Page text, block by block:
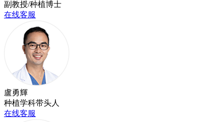
副教授/种植博士
在线客服
盧勇輝
种植学科带头人
在线客服